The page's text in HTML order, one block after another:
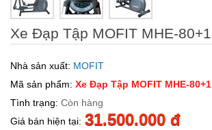
Xe Đạp Tập MOFIT MHE-80+1
Nhà sản xuất: MOFIT
Mã sản phẩm: Xe Đạp Tập MOFIT MHE-80+1
Tình trạng: Còn hàng
Giá bán hiện tại: 31.500.000 đ